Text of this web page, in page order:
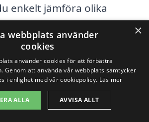
enkelt jämföra olika
erbjudanden. Städhjälp
resurs för många, oavsett
om enstaka städningar
underhåll av ditt hem.
att ta hänsyn till flera
×
webbplats använder
cookies
använder cookies för att förbättra
Genom att använda vår webbplats samtycker
i enlighet med vår cookiepolicy. Läs mer
ALLA AVVISA ALLT